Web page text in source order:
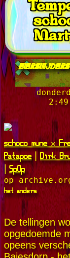
schoco mune x
Patapoe|Dirk
| SpOp
op
het anders
De tellingen
opgedoemde
opeens